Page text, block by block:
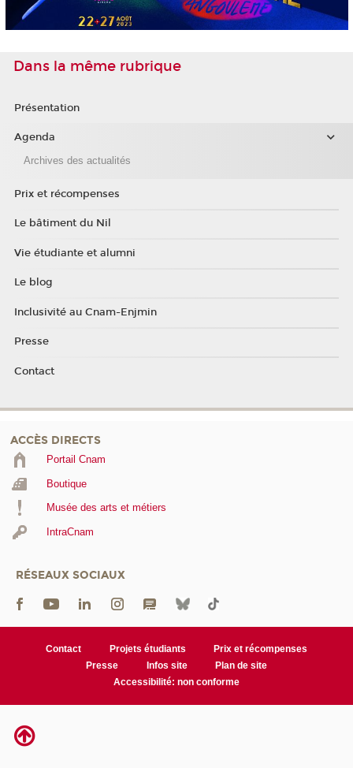
Dans la même rubrique
Présentation
Agenda
Archives des actualités
Prix et récompenses
Le bâtiment du Nil
Vie étudiante et alumni
Le blog
Inclusivité au Cnam-Enjmin
Presse
Contact
ACCÈS DIRECTS
Portail Cnam
Boutique
Musée des arts et métiers
IntraCnam
RÉSEAUX SOCIAUX
Contact Projets étudiants
Prix et récompenses
Presse
Infos site
Plan de site
Accessibilité: non conforme